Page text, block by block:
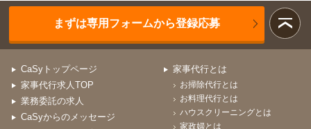
まずは専用フォームから登録応募
CaSyトップページ
家事代行求人TOP
業務委託の求人
CaSyからのメッセージ
家事代行とは
お掃除代行とは
お料理代行とは
ハウスクリーニングとは
家政婦とは